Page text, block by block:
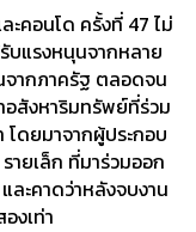
ะคอนโด ครั้งที่ 47 ไม่
บแรงหนุนจากหลาย
จากภาครัฐ ตลอดจน
สังหาริมทรัพย์ที่ร่วม
โดยมาจากผู้ประกอบ
ายเล็ก ที่มาร่วมออก
ละคาดว่าหลังจบงาน
งเท่า